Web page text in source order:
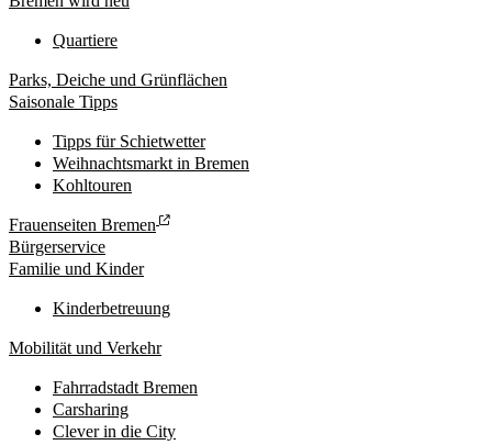
Quartiere
Parks, Deiche und Grünflächen
Saisonale Tipps
Tipps für Schietwetter
Weihnachtsmarkt in Bremen
Kohltouren
Frauenseiten Bremen
Bürgerservice
Familie und Kinder
Kinderbetreuung
Mobilität und Verkehr
Fahrradstadt Bremen
Carsharing
Clever in die City